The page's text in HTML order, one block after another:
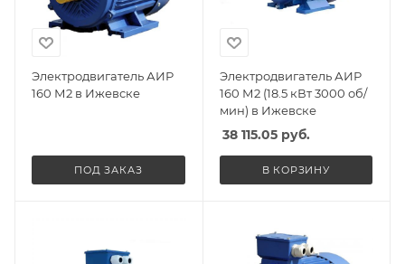
Электродвигатель АИР
160 М2 в Ижевске
ПОД ЗАКАЗ
Электродвигатель АИР
160 М2 (18.5 кВт 3000 об/
мин) в Ижевске
38 115.05руб.
В КОРЗИНУ